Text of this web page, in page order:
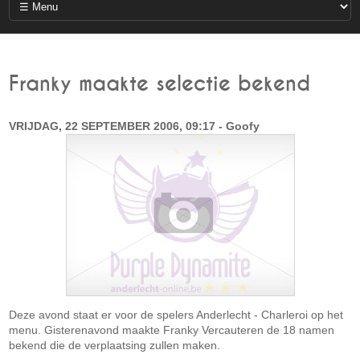
Franky maakte selectie bekend
VRIJDAG, 22 SEPTEMBER 2006, 09:17 - Goofy
Deze avond staat er voor de spelers Anderlecht - Charleroi op het
menu. Gisterenavond maakte Franky Vercauteren de 18 namen
bekend die de verplaatsing zullen maken.